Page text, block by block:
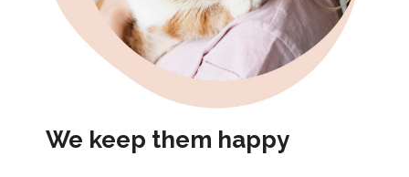
We keep them happy